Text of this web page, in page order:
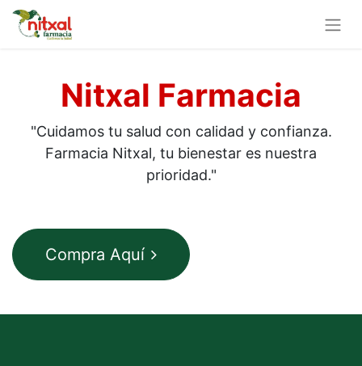
Nitxal Farmacia
"Cuidamos tu salud con calidad y confianza.
Farmacia Nitxal, tu bienestar es nuestra
prioridad."
Compra Aquí